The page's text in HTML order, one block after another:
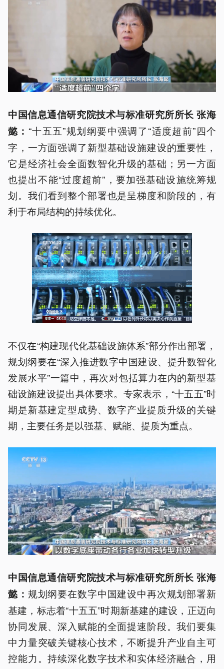
中国信息通信研究院技术与标准研究所所长 张海
懿： “十五五”规划纲要中强调了“适度超前”四个
字，一方面强调了新型基础设施建设的重要性，
它是经济社会全面数智化升级的基础；另一方面
也提出不能“过度超前”，要加强基础设施统筹规
划。我们看到整个部署也是呈梯度和阶段的，有
利于布局结构的持续优化。
不仅在“构建现代化基础设施体系”部分作出部署，
规划纲要在“深入推进数字中国建设、提升数智化
发展水平”一篇中，再次对包括算力在内的新型基
础设施建设提出具体要求。专家表示，“十五五”时
期是新基建定型成势、数字产业提质升级的关键
期，主要任务是以强基、赋能、提质为重点。
中国信息通信研究院技术与标准研究所所长 张海
懿： 规划纲要在数字中国建设中再次规划部署新
基建，标志着“十五五”时期新基建的建设，正迈向
协同发展、深入赋能的全面提速阶段。我们要集
中力量突破关键核心技术，不断提升产业自主可
控能力。持续深化数字技术和实体经济融合，用